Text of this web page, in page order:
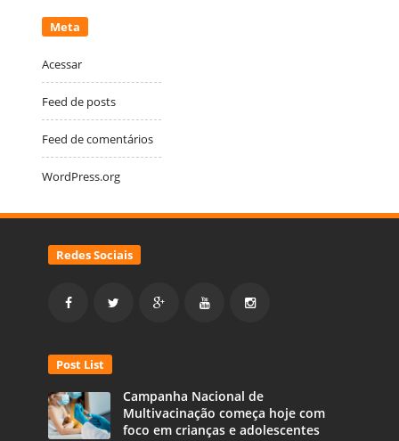
Meta
Acessar
Feed de posts
Feed de comentários
WordPress.org
Redes Sociais
Post List
Campanha Nacional de
Multivacinação começa hoje com
foco em crianças e adolescentes